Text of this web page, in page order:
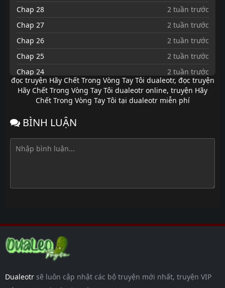
Chap 28
2 tuần trước
Chap 27
2 tuần trước
Chap 26
2 tuần trước
Chap 25
2 tuần trước
Chap 24
2 tuần trước
Chap 23
2 tuần trước
Chap 22
2 tuần trước
Chap 21
Chap 19
Chap 14
7 tháng
Chap 13
Chap 12
7 tháng
đọc truyện Hãy Chết Trong Vòng Tay Tôi dualeotr, đọc truyện
Hãy Chết Trong Vòng Tay Tôi dualeotr online, truyện Hãy
Chết Trong Vòng Tay Tôi tại dualeotr miễn phí
BÌNH LUẬN
Dualeotr sẽ luôn cập nhật các bộ truyện mới nhất, truyện VIP